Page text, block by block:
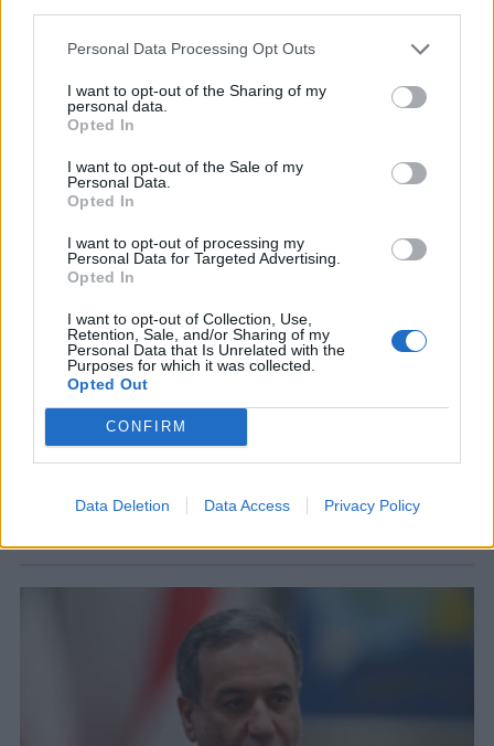
Personal Data Processing Opt Outs
I want to opt-out of the Sharing of my
personal data.
Opted In
I want to opt-out of the Sale of my
Personal Data.
Opted In
I want to opt-out of processing my
Personal Data for Targeted Advertising.
Opted In
I want to opt-out of Collection, Use,
Retention, Sale, and/or Sharing of my
Personal Data that Is Unrelated with the
Purposes for which it was collected.
Opted Out
CONFIRM
Data Deletion Data Access Privacy Policy
ελληνική παρουσία –
Μήνυμα της Αθήνας στο
δυστύχημα
συντονισμός